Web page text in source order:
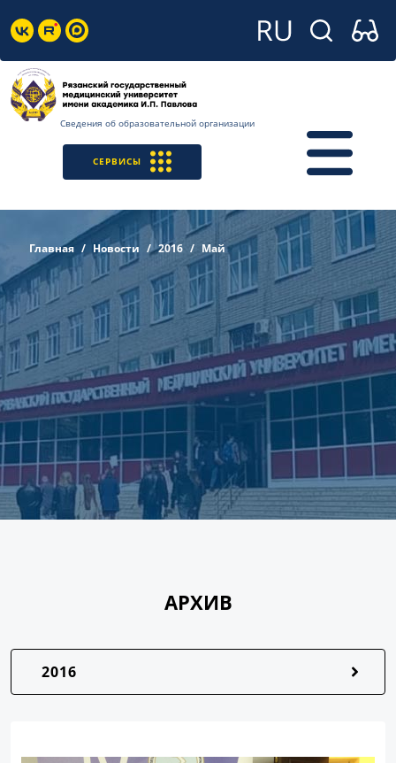
Сведения об образовательной организации
СЕРВИСЫ
Главная Новости 2016 Май
АРХИВ
2016